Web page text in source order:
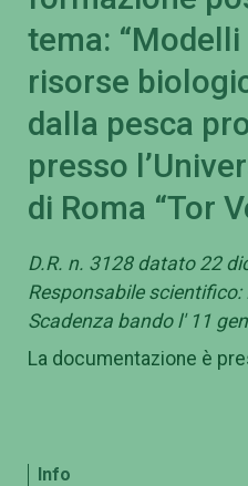
tema:
risorse
dalla pesca
presso
di Roma “Tor
D.R. n. 3128 datato 22
Responsabile
Scadenza bando l' 11
La documentazione è
Info